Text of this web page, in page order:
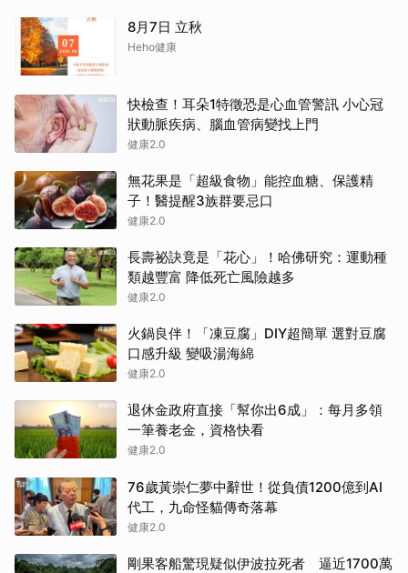
8月7日 立秋
Heho健康
快檢查！耳朵1特徵恐是心血管警訊 小心冠
狀動脈疾病、腦血管病變找上門
健康2.0
無花果是「超級食物」能控血糖、保護精
子！醫提醒3族群要忌口
健康2.0
長壽祕訣竟是「花心」！哈佛研究：運動種
類越豐富 降低死亡風險越多
健康2.0
火鍋良伴！「凍豆腐」DIY超簡單 選對豆腐
口感升級 變吸湯海綿
健康2.0
退休金政府直接「幫你出6成」：每月多領
一筆養老金，資格快看
健康2.0
76歲黃崇仁夢中辭世！從負債1200億到AI
代工，九命怪貓傳奇落幕
健康2.0
剛果客船驚現疑似伊波拉死者 逼近1700萬